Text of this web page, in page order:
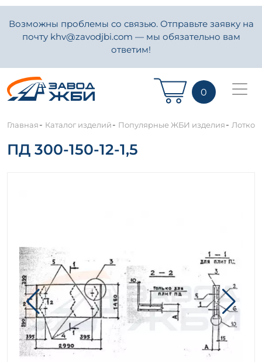
Возможны проблемы со связью. Отправьте заявку на
почту khv@zavodjbi.com — мы обязательно вам
ответим!
0
Главная- Каталог изделий- Популярные ЖБИ изделия-
ПД 300-150-12-1,5